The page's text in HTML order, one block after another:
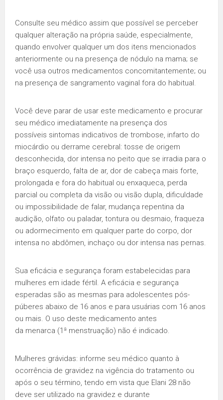
Consulte seu médico assim que possível se perceber
qualquer alteração na própria saúde, especialmente,
quando envolver qualquer um dos itens mencionados
anteriormente ou na presença de nódulo na mama; se
você usa outros medicamentos concomitantemente; ou
na presença de sangramento vaginal fora do habitual.
Você deve parar de usar este medicamento e procurar
seu médico imediatamente na presença dos
possíveis sintomas indicativos de trombose, infarto do
miocárdio ou derrame cerebral: tosse de origem
desconhecida, dor intensa no peito que se irradia para o
braço esquerdo, falta de ar, dor de cabeça mais forte,
prolongada e fora do habitual ou enxaqueca, perda
parcial ou completa da visão ou visão dupla, dificuldade
ou impossibilidade de falar, mudança repentina da
audição, olfato ou paladar, tontura ou desmaio, fraqueza
ou adormecimento em qualquer parte do corpo, dor
intensa no abdômen, inchaço ou dor intensa nas pernas.
Sua eficácia e segurança foram estabelecidas para
mulheres em idade fértil. A eficácia e segurança
esperadas são as mesmas para adolescentes pós-
púberes abaixo de 16 anos e para usuárias com 16 anos
ou mais. O uso deste medicamento antes
da menarca (1ª menstruação) não é indicado.
Mulheres grávidas: informe seu médico quanto à
ocorrência de gravidez na vigência do tratamento ou
após o seu término, tendo em vista que Elani 28 não
deve ser utilizado na gravidez e durante